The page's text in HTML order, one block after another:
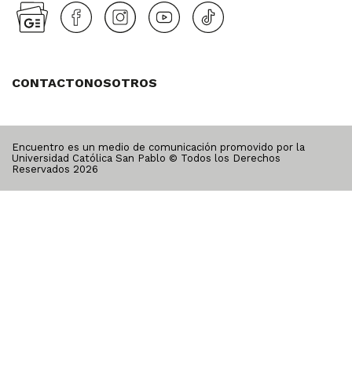
CONTACTONOSOTROS
Encuentro es un medio de comunicación promovido por la
Universidad Católica San Pablo © Todos los Derechos
Reservados 2026